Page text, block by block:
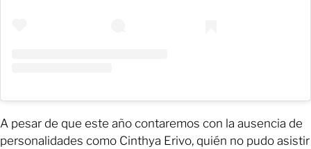
A pesar de que este año contaremos con la ausencia de
personalidades como Cinthya Erivo, quién no pudo asistir